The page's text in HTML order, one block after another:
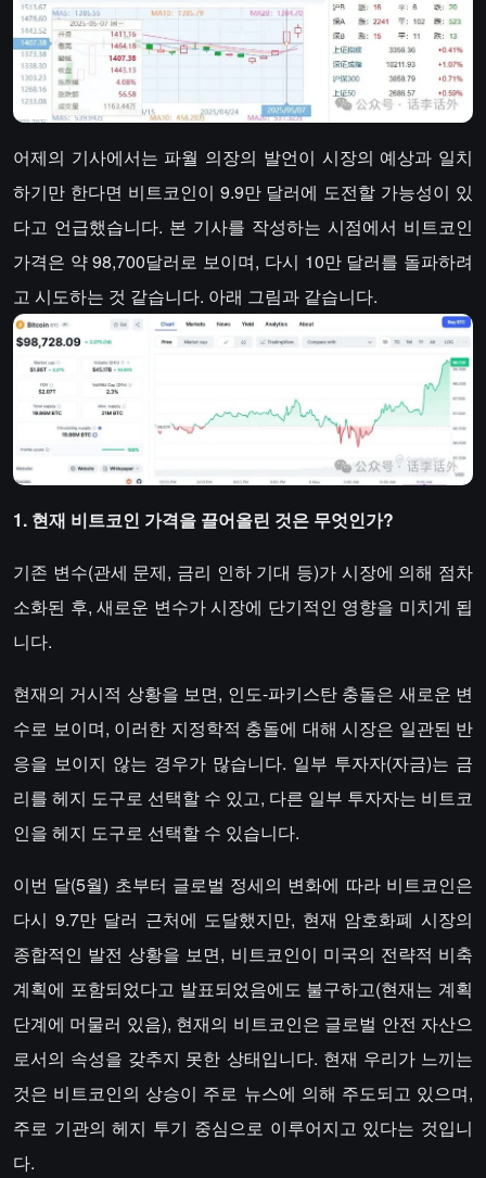
어제의 기사에서는 파월 의장의 발언이 시장의 예상과 일치
하기만 한다면 비트코인이 9.9만 달러에 도전할 가능성이 있
다고 언급했습니다. 본 기사를 작성하는 시점에서 비트코인
가격은 약 98,700달러로 보이며, 다시 10만 달러를 돌파하려
고 시도하는 것 같습니다. 아래 그림과 같습니다.
1. 현재 비트코인 가격을 끌어올린 것은 무엇인가?
기존 변수(관세 문제, 금리 인하 기대 등)가 시장에 의해 점차
소화된 후, 새로운 변수가 시장에 단기적인 영향을 미치게 됩
니다.
현재의 거시적 상황을 보면, 인도-파키스탄 충돌은 새로운 변
수로 보이며, 이러한 지정학적 충돌에 대해 시장은 일관된 반
응을 보이지 않는 경우가 많습니다. 일부 투자자(자금)는 금
리를 헤지 도구로 선택할 수 있고, 다른 일부 투자자는 비트코
인을 헤지 도구로 선택할 수 있습니다.
이번 달(5월) 초부터 글로벌 정세의 변화에 따라 비트코인은
다시 9.7만 달러 근처에 도달했지만, 현재 암호화폐 시장의
종합적인 발전 상황을 보면, 비트코인이 미국의 전략적 비축
계획에 포함되었다고 발표되었음에도 불구하고(현재는 계획
단계에 머물러 있음), 현재의 비트코인은 글로벌 안전 자산으
로서의 속성을 갖추지 못한 상태입니다. 현재 우리가 느끼는
것은 비트코인의 상승이 주로 뉴스에 의해 주도되고 있으며,
주로 기관의 헤지 투기 중심으로 이루어지고 있다는 것입니
다.